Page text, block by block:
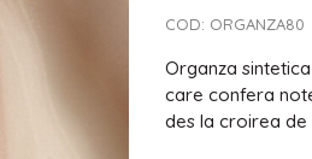
COD: ORGANZA80
Organza
care confera
des la croirea de